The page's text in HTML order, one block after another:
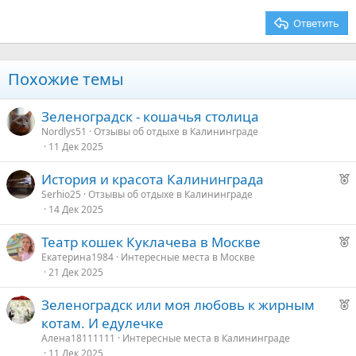
Ответить
Похожие темы
Зеленоградск - кошачья столица
Nordlys51
Отзывы об отдыхе в Калининграде
11 Дек 2025
Р
о
История и красота Калининграда
Serhio25 Отзывы об отдыхе в Калининграде
14 Дек 2025
Р
о
Театр кошек Куклачева в Москве
Екатерина1984 Интересные места в Москве
21 Дек 2025
Р
Зеленоградск или моя любовь к жирным
котам. И едулечке
Алена18111111
Интересные места в Калининграде
11 Дек 2025